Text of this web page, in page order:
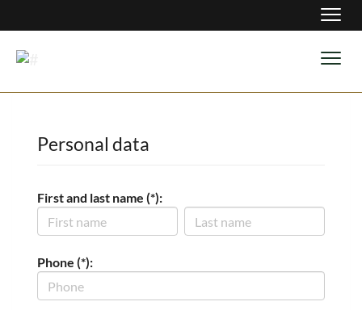
Personal data
First and last name (*):
Phone (*):